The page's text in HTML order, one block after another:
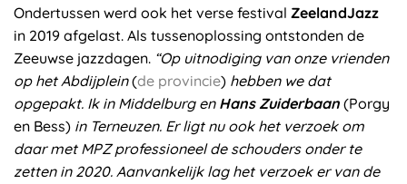
Ondertussen werd ook het verse festival ZeelandJazz
in 2019 afgelast. Als tussenoplossing ontstonden de
Zeeuwse jazzdagen. “Op uitnodiging van onze vrienden
op het Abdijplein(de provincie) hebben we dat
opgepakt. Ik in Middelburg en Hans Zuiderbaan (Porgy
en Bess) in Terneuzen. Er ligt nu ook het verzoek om
daar met MPZ professioneel de schouders onder te
zetten in 2020. Aanvankelijk lag het verzoek er van de